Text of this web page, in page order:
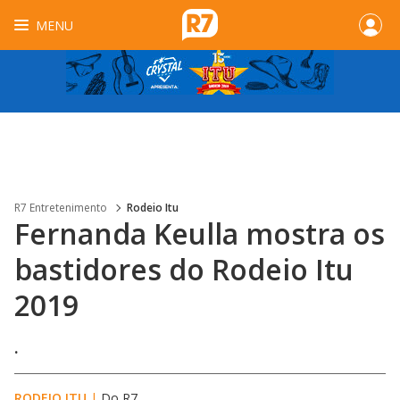
MENU
R7 Entretenimento Rodeio Itu
Fernanda Keulla mostra os
bastidores do Rodeio Itu
2019
.